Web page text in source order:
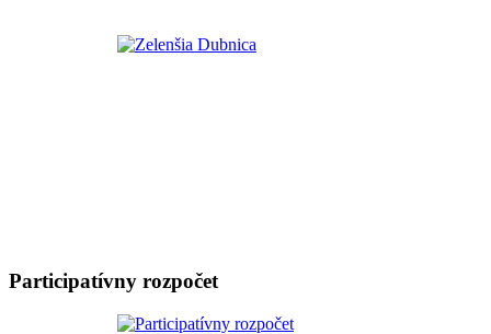
Participatívny rozpočet